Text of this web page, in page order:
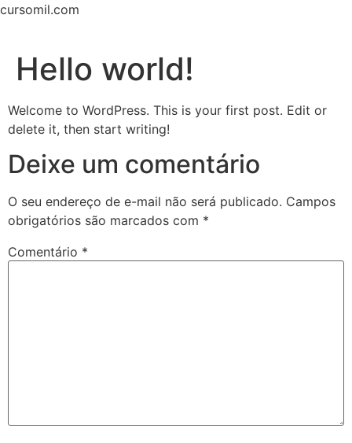
cursomil.com
Hello world!
Welcome to WordPress. This is your first post. Edit or
delete it, then start writing!
Deixe um comentário
O seu endereço de e-mail não será publicado. Campos
obrigatórios são marcados com *
Comentário *